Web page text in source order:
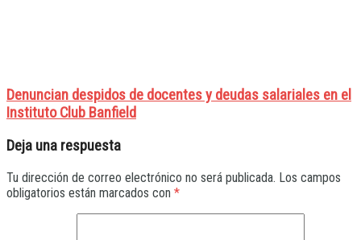
Denuncian despidos de docentes y deudas salariales en el
Instituto Club Banfield
Deja una respuesta
Tu dirección de correo electrónico no será publicada. Los campos
obligatorios están marcados con *